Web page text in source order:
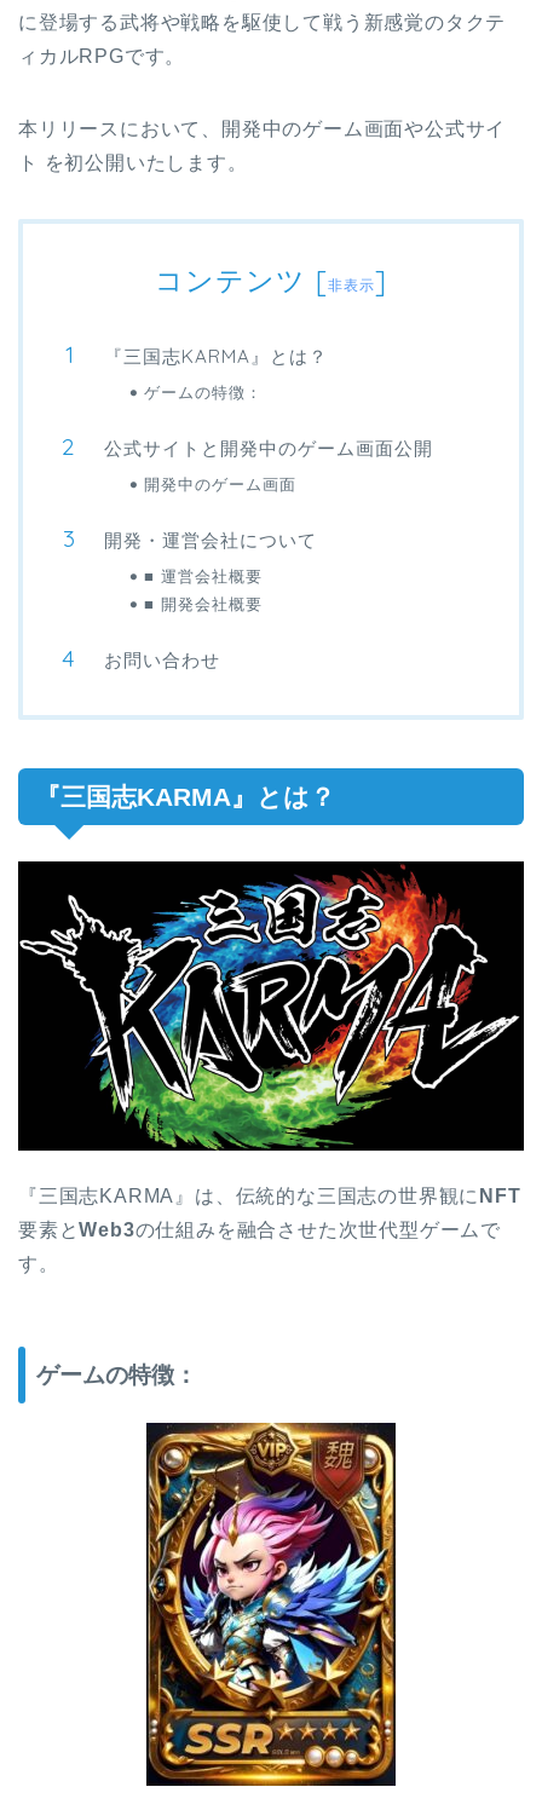
に登場する武将や戦略を駆使して戦う新感覚のタクテ
ィカルRPGです。
本リリースにおいて、開発中のゲーム画面や公式サイ
ト を初公開いたします。
コンテンツ [非表示]
『三国志KARMA』とは？
ゲームの特徴：
公式サイトと開発中のゲーム画面公開
開発中のゲーム画面
開発・運営会社について
■ 運営会社概要
■ 開発会社概要
お問い合わせ
『三国志KARMA』とは？
『三国志KARMA』は、伝統的な三国志の世界観に NFT
要素とWeb3の仕組みを融合させた次世代型ゲームで
す。
ゲームの特徴：